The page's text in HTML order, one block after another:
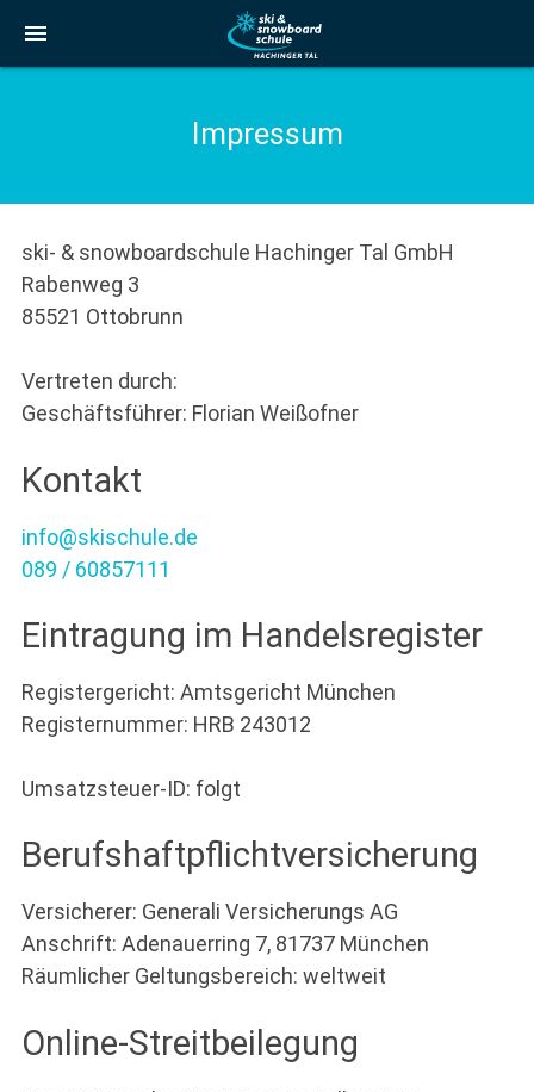
menu
Impressum
ski- & snowboardschule Hachinger Tal GmbH
Rabenweg 3
85521 Ottobrunn
Vertreten durch:
Geschäftsführer: Florian Weißofner
Kontakt
info@skischule.de
089 / 60857111
Eintragung im Handelsregister
Registergericht: Amtsgericht München
Registernummer: HRB 243012
Umsatzsteuer-ID: folgt
Berufshaftpflichtversicherung
Versicherer: Generali Versicherungs AG
Anschrift: Adenauerring 7, 81737 München
Räumlicher Geltungsbereich: weltweit
Online-Streitbeilegung